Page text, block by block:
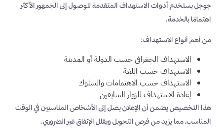
جوجل يستخدم أدوات الاستهداف المتقدمة للوصول إلى الجمهور الأكثر
اهتمامًا بالخدمة.
من أهم أنواع الاستهداف:
الاستهداف الجغرافي حسب الدولة أو المدينة
الاستهداف حسب اللغة
الاستهداف حسب الاهتمامات والسلوك
إعادة الاستهداف للزوار السابقين
هذا التخصيص يضمن أن الإعلان يصل إلى الأشخاص المناسبين في الوقت
المناسب، مما يزيد من فرص التحويل ويقلل الإنفاق غير الضروري.